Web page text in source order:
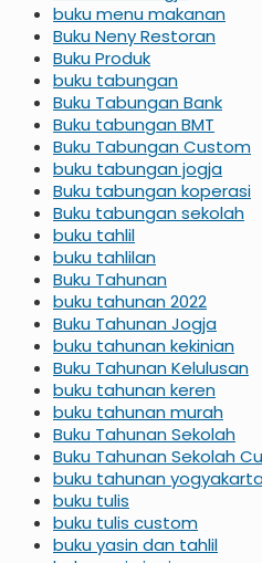
buku menu makanan
Buku Neny Restoran
Buku Produk
buku tabungan
Buku Tabungan Bank
Buku tabungan BMT
Buku Tabungan Custom
buku tabungan jogja
Buku tabungan koperasi
Buku tabungan sekolah
buku tahlil
buku tahlilan
Buku Tahunan
buku tahunan 2022
Buku Tahunan Jogja
buku tahunan kekinian
Buku Tahunan Kelulusan
buku tahunan keren
buku tahunan murah
Buku Tahunan Sekolah
Buku Tahunan Sekolah
buku tahunan
buku tulis
buku tulis custom
buku yasin dan tahlil